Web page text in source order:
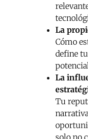
La
Cómo
define
La
Tu
solo no